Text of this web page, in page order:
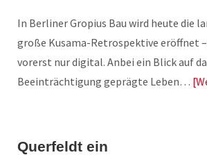
In Berliner Gropius Bau wird heute die
große Kusama-Retrospektive eröffnet –
vorerst nur digital. Anbei ein Blick auf
Beeinträchtigung geprägte Leben…
Querfeldt ein